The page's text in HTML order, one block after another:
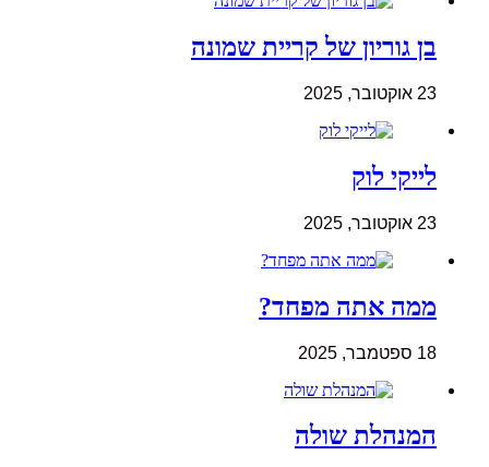
בן גוריון של קריית שמונה
23 אוקטובר, 2025
לייקי לוק
23 אוקטובר, 2025
ממה אתה מפחד?
18 ספטמבר, 2025
המנהלת שולה